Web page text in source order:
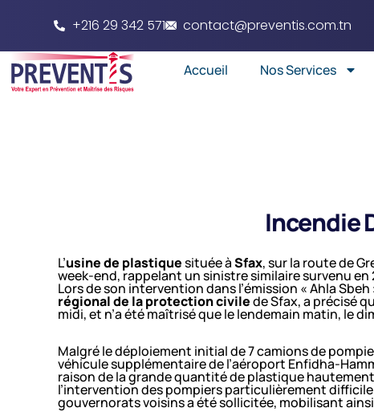
+216 29 342 571 contact@preventis.com.tn
Accueil Nos Services
Incendie
L’usine de plastiquesituée àSfax, sur la route de
week-end, rappelant un sinistre similaire survenu en
Lors de son intervention dans l’émission « Ahla
régional de la protection civilede Sfax, a précisé
midi, et n’a été maîtrisé que le lendemain matin, le
Malgré le déploiement initial de 7 camions de
véhicule supplémentaire de l’aéroport Enfidha-
raison de la grande quantité de plastique
l’intervention des pompiers particulièrement difficile.
gouvernorats voisins a été sollicitée, mobilisant